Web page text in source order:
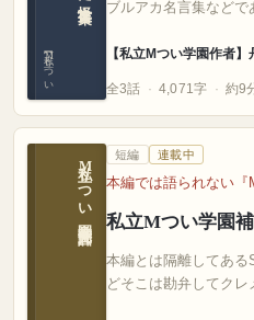
【私立Mつい学園作者】丹
ブルアカ名言集などで
【私立Mつい学園作者】
全3話 4,071字 約9
私立Mつい学園補完計画
短編 連載中
本編では語られない『
私立Mつい学園
本編とは隔離してあ
どそこは勘弁してクレ